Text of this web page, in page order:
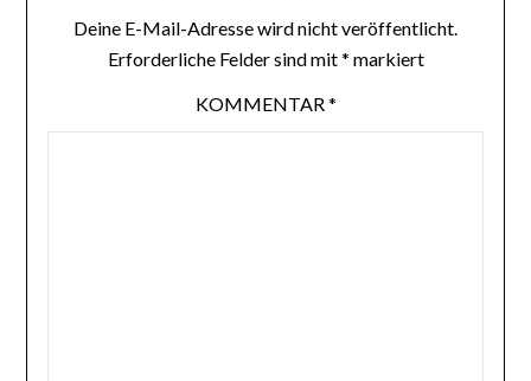
Deine E-Mail-Adresse wird nicht veröffentlicht.
Erforderliche Felder sind mit* markiert
KOMMENTAR*